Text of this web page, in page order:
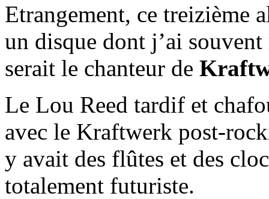
Etrangement, ce treizième
un disque dont j’ai
serait le chanteur de
Le Lou Reed tardif et
avec le Kraftwerk post-
y avait des flûtes et des
totalement futuriste.